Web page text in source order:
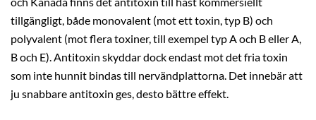
tillgängligt, både monovalent (mot ett toxin, typ B) och
polyvalent (mot flera toxiner, till exempel typ A och B eller A,
B och E). Antitoxin skyddar dock endast mot det fria toxin
som inte hunnit bindas till nervändplattorna. Det innebär att
ju snabbare antitoxin ges, desto bättre effekt.